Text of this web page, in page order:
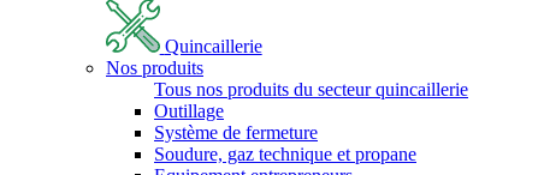
Quincaillerie
Nos produits
Tous nos produits du secteur quincaillerie
Outillage
Système de fermeture
Soudure, gaz technique et propane